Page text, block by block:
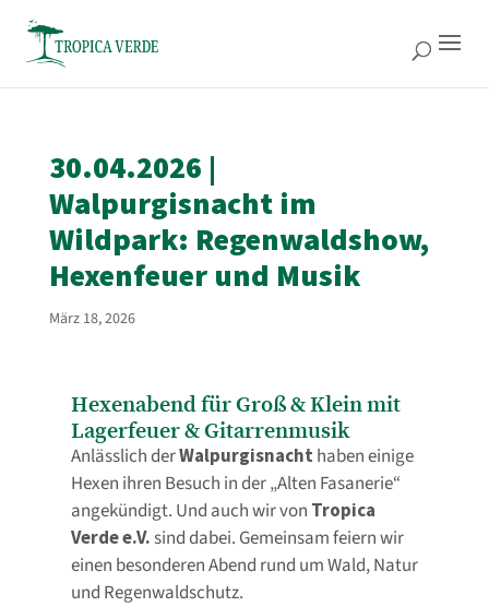
30.04.2026 |
Walpurgisnacht im
Wildpark: Regenwaldshow,
Hexenfeuer und Musik
März 18, 2026
Hexenabend für Groß & Klein mit
Lagerfeuer & Gitarrenmusik
Anlässlich derWalpurgisnacht haben einige
Hexen ihren Besuch in der „Alten Fasanerie“
angekündigt. Und auch wir von Tropica
Verde e.V.sind dabei. Gemeinsam feiern wir
einen besonderen Abend rund um Wald, Natur
und Regenwaldschutz.